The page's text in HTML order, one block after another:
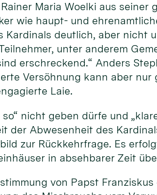
Maria Woelki aus
wie haupt- und
deutlich, aber nicht
unter anderem
erschreckend.“ Anders
Versöhnung kann aber
Laie.
nicht geben dürfe und
der Abwesenheit des
zur Rückkehrfrage. Es
in absehbarer Zeit
von Papst